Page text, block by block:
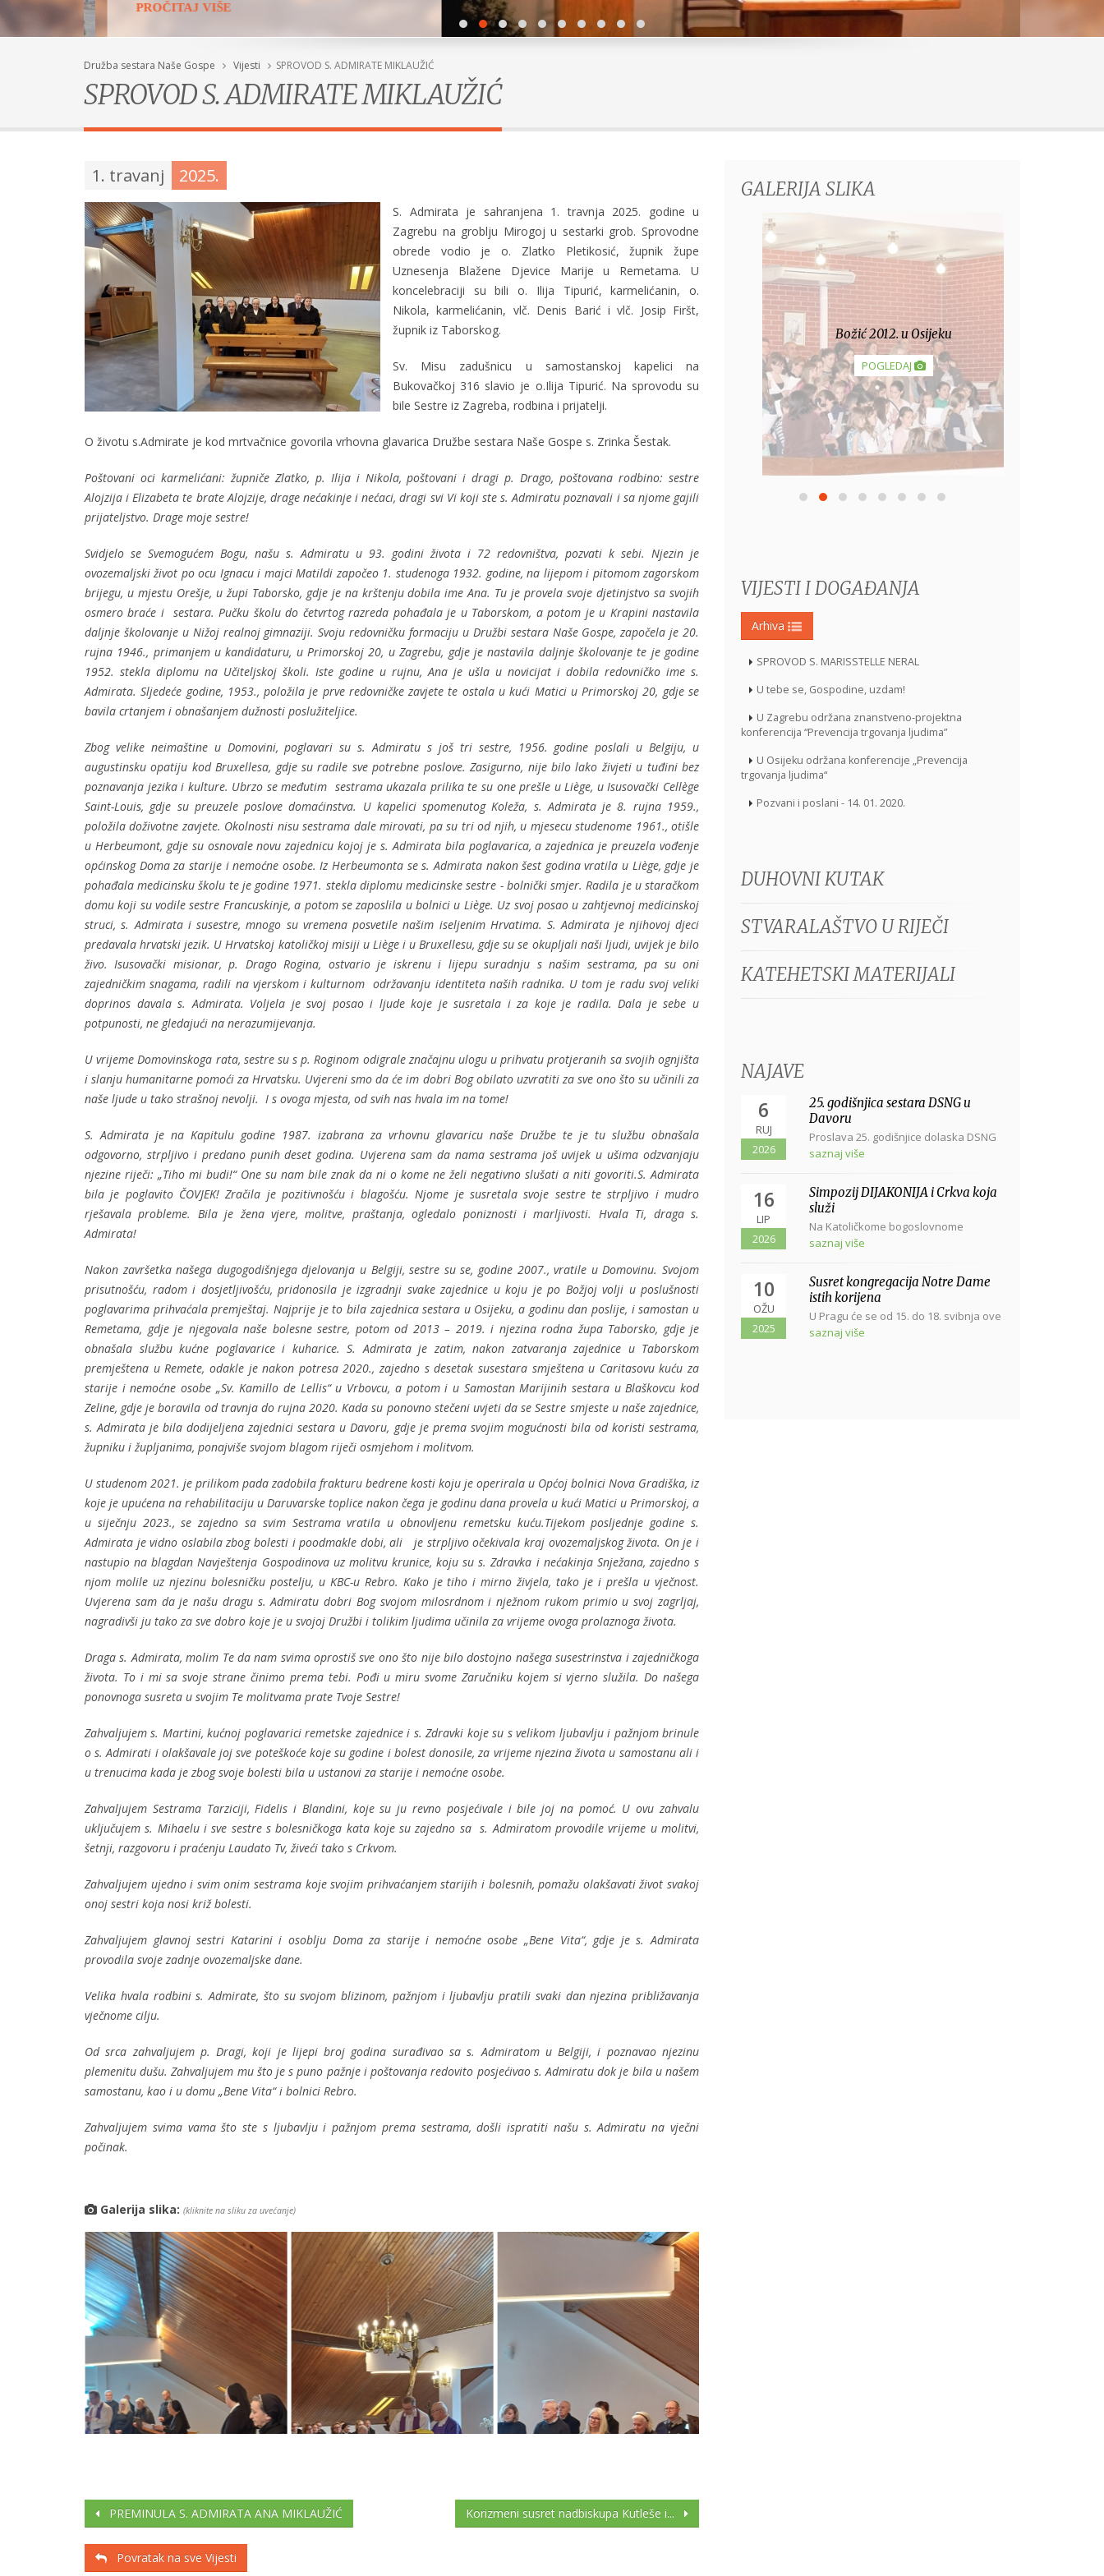
PROČITAJ VIŠE
Družba sestara Naše Gospe Vijesti SPROVOD S. ADMIRATE MIKLAUŽIĆ
SPROVOD S. ADMIRATE MIKLAUŽIĆ
1. travanj 2025.
S. Admirata je sahranjena 1. travnja 2025. godine u
Zagrebu na groblju Mirogoj u sestarki grob. Sprovodne
obrede vodio je o. Zlatko Pletikosić, župnik župe
Uznesenja Blažene Djevice Marije u Remetama. U
koncelebraciji su bili o. Ilija Tipurić, karmelićanin, o.
Nikola, karmelićanin, vlč. Denis Barić i vlč. Josip Firšt,
župnik iz Taborskog.
Sv. Misu zadušnicu u samostanskoj kapelici na
Bukovačkoj 316 slavio je o.Ilija Tipurić. Na sprovodu su
bile Sestre iz Zagreba, rodbina i prijatelji.
O životu s.Admirate je kod mrtvačnice govorila vrhovna glavarica Družbe sestara Naše Gospe s. Zrinka Šestak.
Poštovani oci karmelićani: župniče Zlatko, p. Ilija i Nikola, poštovani i dragi p. Drago, poštovana rodbino: sestre
Alojzija i Elizabeta te brate Alojzije, drage nećakinje i nećaci, dragi svi Vi koji ste s. Admiratu poznavali i sa njome gajili
prijateljstvo. Drage moje sestre!
Svidjelo se Svemogućem Bogu, našu s. Admiratu u 93. godini života i 72 redovništva, pozvati k sebi. Njezin je
ovozemaljski život po ocu Ignacu i majci Matildi započeo 1. studenoga 1932. godine, na lijepom i pitomom zagorskom
brijegu, u mjestu Orešje, u župi Taborsko, gdje je na krštenju dobila ime Ana. Tu je provela svoje djetinjstvo sa svojih
osmero braće i sestara. Pučku školu do četvrtog razreda pohađala je u Taborskom, a potom je u Krapini nastavila
daljnje školovanje u Nižoj realnoj gimnaziji. Svoju redovničku formaciju u Družbi sestara Naše Gospe, započela je 20.
rujna 1946., primanjem u kandidaturu, u Primorskoj 20, u Zagrebu, gdje je nastavila daljnje školovanje te je godine
1952. stekla diplomu na Učiteljskoj školi. Iste godine u rujnu, Ana je ušla u novicijat i dobila redovničko ime s.
Admirata. Sljedeće godine, 1953., položila je prve redovničke zavjete te ostala u kući Matici u Primorskoj 20, gdje se
bavila crtanjem i obnašanjem dužnosti poslužiteljice.
Zbog velike neimaštine u Domovini, poglavari su s. Admiratu s još tri sestre, 1956. godine poslali u Belgiju, u
augustinsku opatiju kod Bruxellesa, gdje su radile sve potrebne poslove. Zasigurno, nije bilo lako živjeti u tuđini bez
poznavanja jezika i kulture. Ubrzo se međutim sestrama ukazala prilika te su one prešle u Liège, u Isusovački Cellège
Saint-Louis, gdje su preuzele poslove domaćinstva. U kapelici spomenutog Koleža, s. Admirata je 8. rujna 1959.,
položila doživotne zavjete. Okolnosti nisu sestrama dale mirovati, pa su tri od njih, u mjesecu studenome 1961., otišle
u Herbeumont, gdje su osnovale novu zajednicu kojoj je s. Admirata bila poglavarica, a zajednica je preuzela vođenje
općinskog Doma za starije i nemoćne osobe. Iz Herbeumonta se s. Admirata nakon šest godina vratila u Liège, gdje je
pohađala medicinsku školu te je godine 1971. stekla diplomu medicinske sestre - bolnički smjer. Radila je u staračkom
domu koji su vodile sestre Francuskinje, a potom se zaposlila u bolnici u Liège. Uz svoj posao u zahtjevnoj medicinskoj
struci, s. Admirata i susestre, mnogo su vremena posvetile našim iseljenim Hrvatima. S. Admirata je njihovoj djeci
predavala hrvatski jezik. U Hrvatskoj katoličkoj misiji u Liège i u Bruxellesu, gdje su se okupljali naši ljudi, uvijek je bilo
živo. Isusovački misionar, p. Drago Rogina, ostvario je iskrenu i lijepu suradnju s našim sestrama, pa su oni
zajedničkim snagama, radili na vjerskom i kulturnom održavanju identiteta naših radnika. U tom je radu svoj veliki
doprinos davala s. Admirata. Voljela je svoj posao i ljude koje je susretala i za koje je radila. Dala je sebe u
potpunosti, ne gledajući na nerazumijevanja.
U vrijeme Domovinskoga rata, sestre su s p. Roginom odigrale značajnu ulogu u prihvatu protjeranih sa svojih ognjišta
i slanju humanitarne pomoći za Hrvatsku. Uvjereni smo da će im dobri Bog obilato uzvratiti za sve ono što su učinili za
naše ljude u tako strašnoj nevolji. I s ovoga mjesta, od svih nas hvala im na tome!
S. Admirata je na Kapitulu godine 1987. izabrana za vrhovnu glavaricu naše Družbe te je tu službu obnašala
odgovorno, strpljivo i predano punih deset godina. Uvjerena sam da nama sestrama još uvijek u ušima odzvanjaju
njezine riječi: „Tiho mi budi!“ One su nam bile znak da ni o kome ne želi negativno slušati a niti govoriti.S. Admirata
bila je poglavito ČOVJEK! Zračila je pozitivnošću i blagošću. Njome je susretala svoje sestre te strpljivo i mudro
rješavala probleme. Bila je žena vjere, molitve, praštanja, ogledalo poniznosti i marljivosti. Hvala Ti, draga s.
Admirata!
Nakon završetka našega dugogodišnjega djelovanja u Belgiji, sestre su se, godine 2007., vratile u Domovinu. Svojom
prisutnošću, radom i dosjetljivošću, pridonosila je izgradnji svake zajednice u koju je po Božjoj volji u poslušnosti
poglavarima prihvaćala premještaj. Najprije je to bila zajednica sestara u Osijeku, a godinu dan poslije, i samostan u
Remetama, gdje je njegovala naše bolesne sestre, potom od 2013 – 2019. i njezina rodna župa Taborsko, gdje je
obnašala službu kućne poglavarice i kuharice. S. Admirata je zatim, nakon zatvaranja zajednice u Taborskom
premještena u Remete, odakle je nakon potresa 2020., zajedno s desetak susestara smještena u Caritasovu kuću za
starije i nemoćne osobe „Sv. Kamillo de Lellis“ u Vrbovcu, a potom i u Samostan Marijinih sestara u Blaškovcu kod
Zeline, gdje je boravila od travnja do rujna 2020. Kada su ponovno stečeni uvjeti da se Sestre smjeste u naše zajednice,
s. Admirata je bila dodijeljena zajednici sestara u Davoru, gdje je prema svojim mogućnosti bila od koristi sestrama,
župniku i župljanima, ponajviše svojom blagom riječi osmjehom i molitvom.
U studenom 2021. je prilikom pada zadobila frakturu bedrene kosti koju je operirala u Općoj bolnici Nova Gradiška, iz
koje je upućena na rehabilitaciju u Daruvarske toplice nakon čega je godinu dana provela u kući Matici u Primorskoj, a
u siječnju 2023., se zajedno sa svim Sestrama vratila u obnovljenu remetsku kuću.Tijekom posljednje godine s.
Admirata je vidno oslabila zbog bolesti i poodmakle dobi, ali je strpljivo očekivala kraj ovozemaljskog života. On je i
nastupio na blagdan Navještenja Gospodinova uz molitvu krunice, koju su s. Zdravka i nećakinja Snježana, zajedno s
njom molile uz njezinu bolesničku postelju, u KBC-u Rebro. Kako je tiho i mirno živjela, tako je i prešla u vječnost.
Uvjerena sam da je našu dragu s. Admiratu dobri Bog svojom milosrdnom i nježnom rukom primio u svoj zagrljaj,
nagradivši ju tako za sve dobro koje je u svojoj Družbi i tolikim ljudima učinila za vrijeme ovoga prolaznoga života.
Draga s. Admirata, molim Te da nam svima oprostiš sve ono što nije bilo dostojno našega susestrinstva i zajedničkoga
života. To i mi sa svoje strane činimo prema tebi. Pođi u miru svome Zaručniku kojem si vjerno služila. Do našega
ponovnoga susreta u svojim Te molitvama prate Tvoje Sestre!
Zahvaljujem s. Martini, kućnoj poglavarici remetske zajednice i s. Zdravki koje su s velikom ljubavlju i pažnjom brinule
o s. Admirati i olakšavale joj sve poteškoće koje su godine i bolest donosile, za vrijeme njezina života u samostanu ali i
u trenucima kada je zbog svoje bolesti bila u ustanovi za starije i nemoćne osobe.
Zahvaljujem Sestrama Tarziciji, Fidelis i Blandini, koje su ju revno posjećivale i bile joj na pomoć. U ovu zahvalu
uključujem s. Mihaelu i sve sestre s bolesničkoga kata koje su zajedno sa s. Admiratom provodile vrijeme u molitvi,
šetnji, razgovoru i praćenju Laudato Tv, živeći tako s Crkvom.
Zahvaljujem ujedno i svim onim sestrama koje svojim prihvaćanjem starijih i bolesnih, pomažu olakšavati život svakoj
onoj sestri koja nosi križ bolesti.
Zahvaljujem glavnoj sestri Katarini i osoblju Doma za starije i nemoćne osobe „Bene Vita“, gdje je s. Admirata
provodila svoje zadnje ovozemaljske dane.
Velika hvala rodbini s. Admirate, što su svojom blizinom, pažnjom i ljubavlju pratili svaki dan njezina približavanja
vječnome cilju.
Od srca zahvaljujem p. Dragi, koji je lijepi broj godina surađivao sa s. Admiratom u Belgiji, i poznavao njezinu
plemenitu dušu. Zahvaljujem mu što je s puno pažnje i poštovanja redovito posjećivao s. Admiratu dok je bila u našem
samostanu, kao i u domu „Bene Vita“ i bolnici Rebro.
Zahvaljujem svima vama što ste s ljubavlju i pažnjom prema sestrama, došli ispratiti našu s. Admiratu na vječni
počinak.
Galerija slika: (kliknite na sliku za uvećanje)
PREMINULA S. ADMIRATA ANA MIKLAUŽIĆ Korizmeni susret nadbiskupa Kutleše i...
Povratak na sve Vijesti
GALERIJA SLIKA
Doživotni zavjeti
POGLEDAJ
Susret Uprave i kućnih poglavarica
POGLEDAJ
Božić 2012. u Osijeku
POGLEDAJ
VIJESTI I DOGAĐANJA
Arhiva
SPROVOD S. MARISSTELLE NERAL
U tebe se, Gospodine, uzdam!
U Zagrebu održana znanstveno-projektna
konferencija “Prevencija trgovanja ljudima”
U Osijeku održana konferencije „Prevencija
trgovanja ljudima“
Pozvani i poslani - 14. 01. 2020.
DUHOVNI KUTAK
STVARALAŠTVO U RIJEČI
KATEHETSKI MATERIJALI
NAJAVE
6
RUJ
2026
25. godišnjica sestara DSNG u
Davoru
Proslava 25. godišnjice dolaska DSNG
u Davor svetom misom u Davoru, u
crkvi...
saznaj više
16
LIP
2026
Simpozij DIJAKONIJA i Crkva koja
služi
Na Katoličkome bogoslovnome
fakultetu sveučilišta u Zagrebu, Vlaška
38, dana...
saznaj više
10
OŽU
2025
Susret kongregacija Notre Dame
istih korijena
U Pragu će se od 15. do 18. svibnja ove
godine održati Susret...
saznaj više